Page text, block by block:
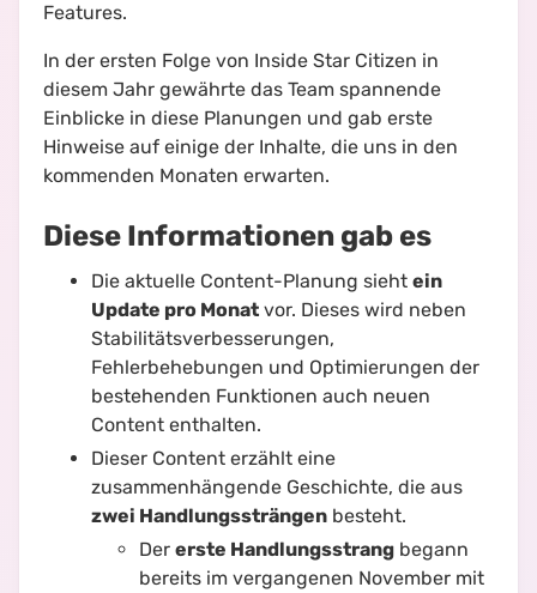
Features.
In der ersten Folge von Inside Star Citizen in
diesem Jahr gewährte das Team spannende
Einblicke in diese Planungen und gab erste
Hinweise auf einige der Inhalte, die uns in den
kommenden Monaten erwarten.
Diese Informationen gab es
Die aktuelle Content-Planung sieht ein
Update pro Monat vor. Dieses wird neben
Stabilitätsverbesserungen,
Fehlerbehebungen und Optimierungen der
bestehenden Funktionen auch neuen
Content enthalten.
Dieser Content erzählt eine
zusammenhängende Geschichte, die aus
zwei Handlungssträngen besteht.
Der erste Handlungsstrang begann
bereits im vergangenen November mit